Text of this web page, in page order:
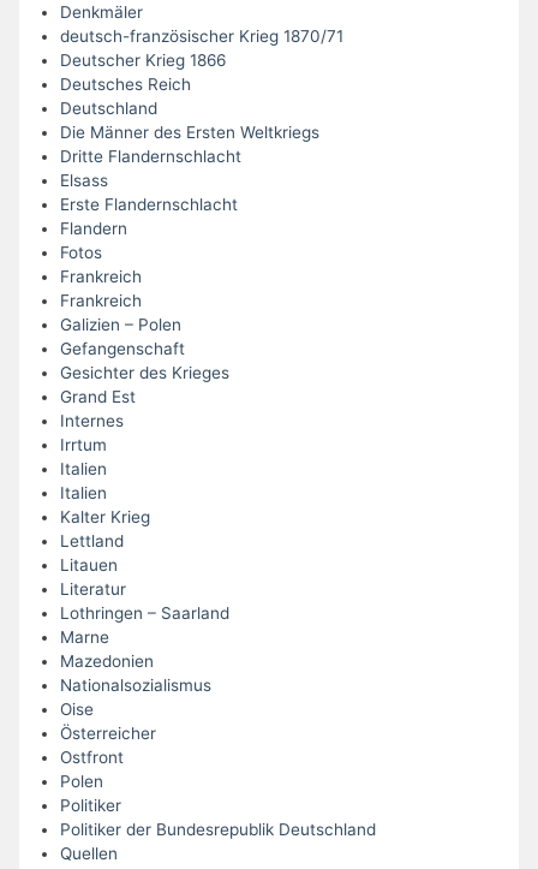
Denkmäler
deutsch-französischer Krieg 1870/71
Deutscher Krieg 1866
Deutsches Reich
Deutschland
Die Männer des Ersten Weltkriegs
Dritte Flandernschlacht
Elsass
Erste Flandernschlacht
Flandern
Fotos
Frankreich
Frankreich
Galizien – Polen
Gefangenschaft
Gesichter des Krieges
Grand Est
Internes
Irrtum
Italien
Italien
Kalter Krieg
Lettland
Litauen
Literatur
Lothringen – Saarland
Marne
Mazedonien
Nationalsozialismus
Oise
Österreicher
Ostfront
Polen
Politiker
Politiker der Bundesrepublik Deutschland
Quellen